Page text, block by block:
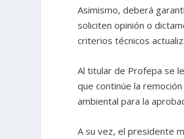
Asimismo, deberá
soliciten opinión o
criterios técnicos
Al titular de Profepa se
que continúe la
ambiental para la
A su vez, el presidente